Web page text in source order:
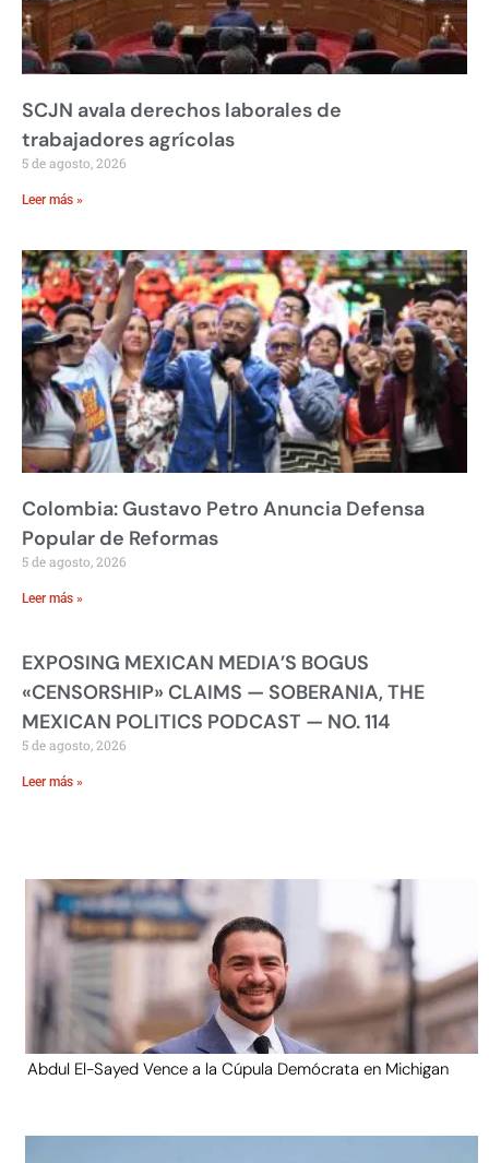
SCJN avala derechos laborales de
trabajadores agrícolas
5 de agosto, 2026
Leer más »
Colombia: Gustavo Petro Anuncia Defensa
Popular de Reformas
5 de agosto, 2026
Leer más »
EXPOSING MEXICAN MEDIA’S BOGUS
«CENSORSHIP» CLAIMS — SOBERANIA, THE
MEXICAN POLITICS PODCAST — NO. 114
5 de agosto, 2026
Leer más »
Abdul El-Sayed Vence a la Cúpula Demócrata en Michigan